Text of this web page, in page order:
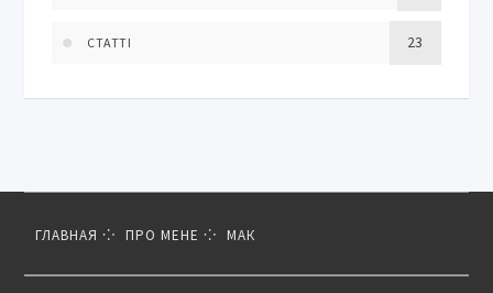
СТАТТІ 23
ГЛАВНАЯ ПРО МЕНЕ МАК